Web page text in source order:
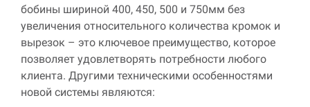
бобины шириной 400, 450, 500 и 750мм без
увеличения относительного количества кромок и
вырезок – это ключевое преимущество, которое
позволяет удовлетворять потребности любого
клиента. Другими техническими особенностями
новой системы являются: